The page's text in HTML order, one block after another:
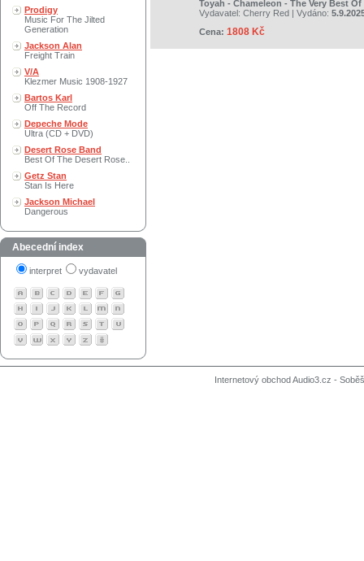
Prodigy
Music For The Jilted
Generation
Jackson Alan
Freight Train
V/A
Klezmer Music 1908-1927
Bartos Karl
Off The Record
Depeche Mode
Ultra (CD + DVD)
Desert Rose Band
Best Of The Desert Rose..
Getz Stan
Stan Is Here
Jackson Michael
Dangerous
Abecední index
interpret vydavatel
Toyah - Chameleon - The Very Best Of
Vydavatel: Cherry Red | Vydáno:
Cena: 1808 Kč
Internetový obchod Audio3.cz -